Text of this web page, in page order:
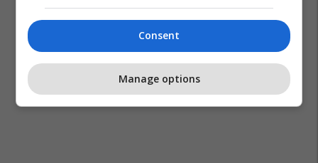
Consent
Manage options